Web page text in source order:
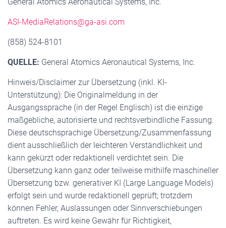
ASI-MediaRelations@ga-asi.com
(858) 524-8101
QUELLE: General Atomics Aeronautical Systems, Inc.
Hinweis/Disclaimer zur Übersetzung (inkl. KI-
Unterstützung): Die Originalmeldung in der
Ausgangssprache (in der Regel Englisch) ist die einzige
maßgebliche, autorisierte und rechtsverbindliche Fassung.
Diese deutschsprachige Übersetzung/Zusammenfassung
dient ausschließlich der leichteren Verständlichkeit und
kann gekürzt oder redaktionell verdichtet sein. Die
Übersetzung kann ganz oder teilweise mithilfe maschineller
Übersetzung bzw. generativer KI (Large Language Models)
erfolgt sein und wurde redaktionell geprüft; trotzdem
können Fehler, Auslassungen oder Sinnverschiebungen
auftreten. Es wird keine Gewähr für Richtigkeit,